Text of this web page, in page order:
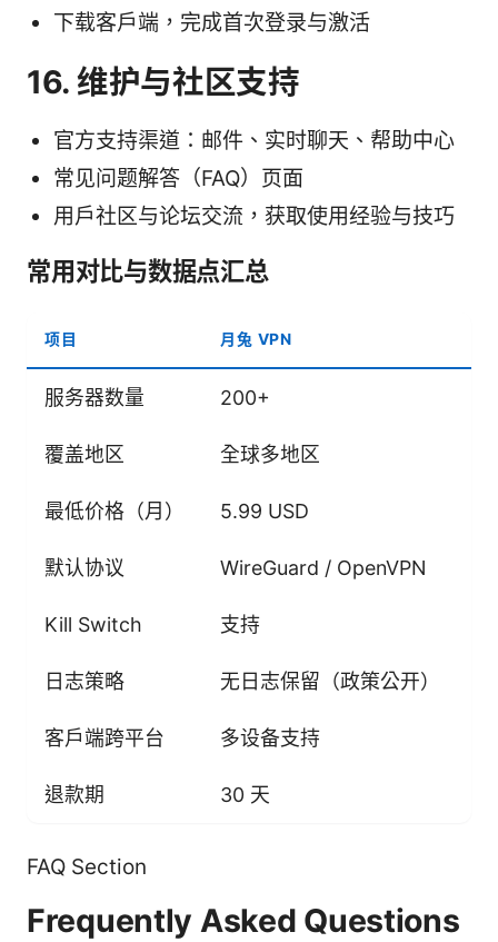
下载客户端，完成首次登录与激活
16. 维护与社区支持
官方支持渠道：邮件、实时聊天、帮助中心
常见问题解答（FAQ）页面
用户社区与论坛交流，获取使用经验与技巧
常用对比与数据点汇总
项目 月兔 VPN
服务器数量 200+
覆盖地区 全球多地区
最低价格（月） 5.99 USD
默认协议 WireGuard / OpenVPN
Kill Switch 支持
日志策略 无日志保留（政策公开）
客户端跨平台 多设备支持
退款期 30 天
FAQ Section
Frequently Asked Questions